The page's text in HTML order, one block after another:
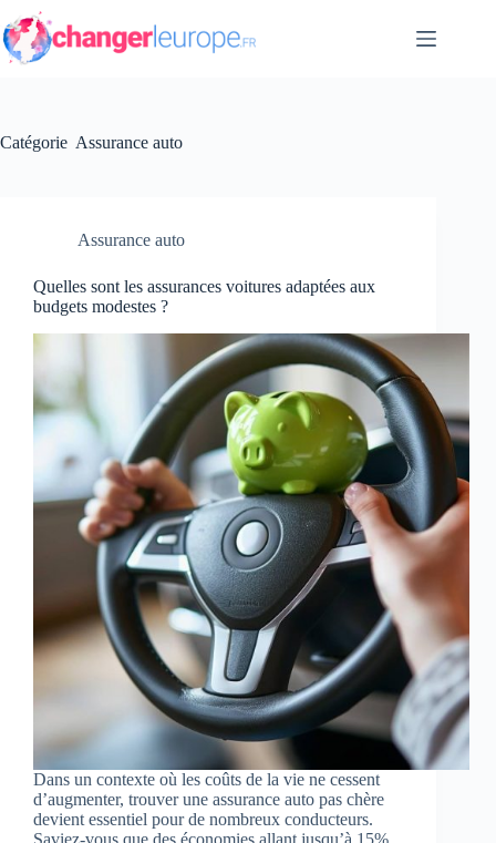
Passer
au
contenu
Catégorie Assurance auto
Assurance auto
Quelles sont les assurances voitures adaptées aux
budgets modestes ?
Dans un contexte où les coûts de la vie ne cessent
d’augmenter, trouver une assurance auto pas chère
devient essentiel pour de nombreux conducteurs.
Saviez-vous que des économies allant jusqu’à 15%